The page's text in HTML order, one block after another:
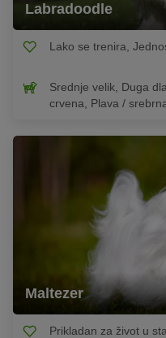
Labradoodle
Lako se trenira,
Srednje velik, Duga
crvena, Plava /
Maltezer
Prikladan za život u